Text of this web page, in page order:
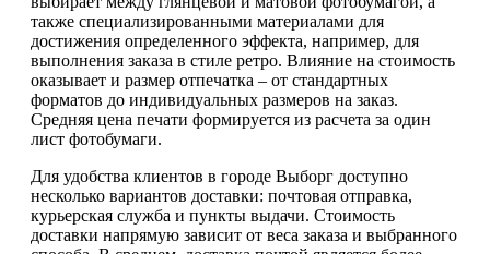
также специализированными материалами для
достижения определенного эффекта, например, для
выполнения заказа в стиле ретро. Влияние на стоимость
оказывает и размер отпечатка – от стандартных
форматов до индивидуальных размеров на заказ.
Средняя цена печати формируется из расчета за один
лист фотобумаги.
Для удобства клиентов в городе Выборг доступно
несколько вариантов доставки: почтовая отправка,
курьерская служба и пункты выдачи. Стоимость
доставки напрямую зависит от веса заказа и выбранного